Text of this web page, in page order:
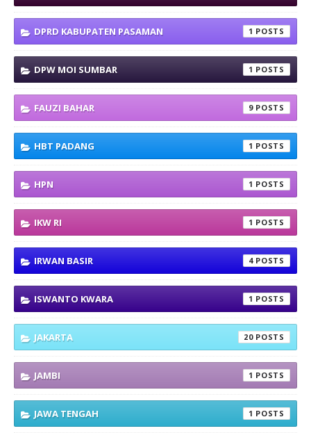
DPRD KABUPATEN PASAMAN 1
DPW MOI SUMBAR 1
FAUZI BAHAR 9
HBT PADANG 1
HPN 1
IKW RI 1
IRWAN BASIR 4
ISWANTO KWARA 1
JAKARTA 20
JAMBI 1
JAWA TENGAH 1